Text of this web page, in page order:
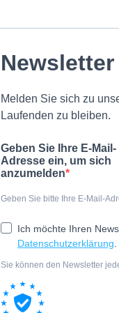
Newsletter
Melden Sie sich zu
Laufenden zu bleiben.
Geben Sie Ihre E-Mail-
Adresse ein, um sich
anzumelden
Geben Sie bitte Ihre E-Mail-
Ich möchte Ihren
Datenschutzerklärung
Sie können den Newsletter